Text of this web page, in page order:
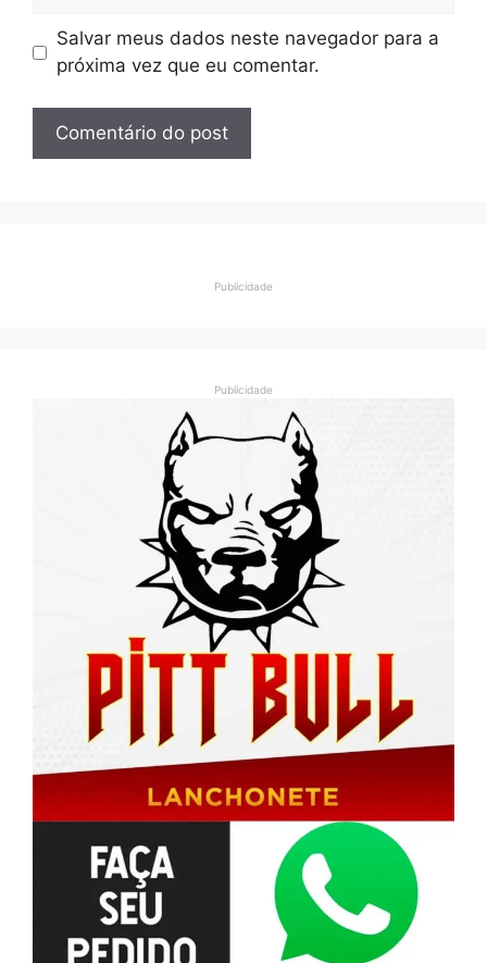
Salvar meus dados neste navegador para a
próxima vez que eu comentar.
Publicidade
Publicidade